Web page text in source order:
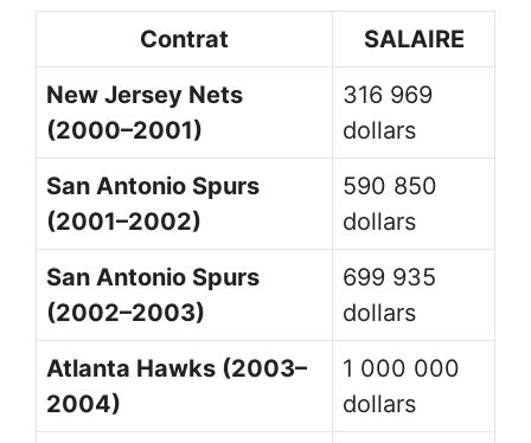
Contrat
SALAIRE
New Jersey Nets
(2000–2001)
316 969
dollars
San Antonio Spurs
(2001–2002)
590 850
dollars
San Antonio Spurs
(2002–2003)
699 935
dollars
Atlanta Hawks (2003–
2004)
1 000 000
dollars